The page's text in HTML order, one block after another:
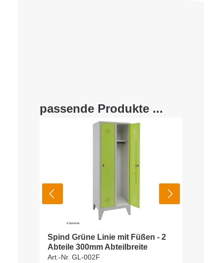
passende Produkte ...
Spind Grüne Linie mit Füßen - 2
Abteile 300mm Abteilbreite
Art.-Nr. GL-002F